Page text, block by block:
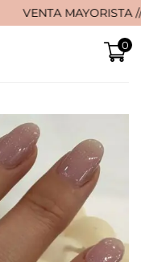
VENTA MAYORISTA // 🚚
0